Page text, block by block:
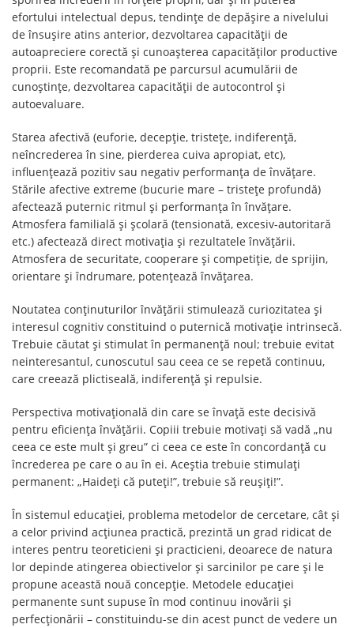
efortului intelectual depus, tendințe de depășire a nivelului
de însușire atins anterior, dezvoltarea capacității de
autoapreciere corectă și cunoașterea capacităților productive
proprii. Este recomandată pe parcursul acumulării de
cunoștințe, dezvoltarea capacității de autocontrol și
autoevaluare.
Starea afectivă (euforie, decepție, tristețe, indiferență,
neîncrederea în sine, pierderea cuiva apropiat, etc),
influențează pozitiv sau negativ performanța de învățare.
Stările afective extreme (bucurie mare – tristețe profundă)
afectează puternic ritmul și performanța în învățare.
Atmosfera familială și școlară (tensionată, excesiv-autoritară
etc.) afectează direct motivația și rezultatele învățării.
Atmosfera de securitate, cooperare și competiție, de sprijin,
orientare și îndrumare, potențează învățarea.
Noutatea conținuturilor învățării stimulează curiozitatea și
interesul cognitiv constituind o puternică motivație intrinsecă.
Trebuie căutat și stimulat în permanență noul; trebuie evitat
neinteresantul, cunoscutul sau ceea ce se repetă continuu,
care creează plictiseală, indiferență și repulsie.
Perspectiva motivațională din care se învață este decisivă
pentru eficiența învățării. Copiii trebuie motivați să vadă „nu
ceea ce este mult și greu” ci ceea ce este în concordanță cu
încrederea pe care o au în ei. Aceștia trebuie stimulați
permanent: „Haideți că puteți!”, trebuie să reușiți!”.
În sistemul educației, problema metodelor de cercetare, cât și
a celor privind acțiunea practică, prezintă un grad ridicat de
interes pentru teoreticieni și practicieni, deoarece de natura
lor depinde atingerea obiectivelor și sarcinilor pe care și le
propune această nouă concepție. Metodele educației
permanente sunt supuse în mod continuu inovării și
perfecționării – constituindu-se din acest punct de vedere un